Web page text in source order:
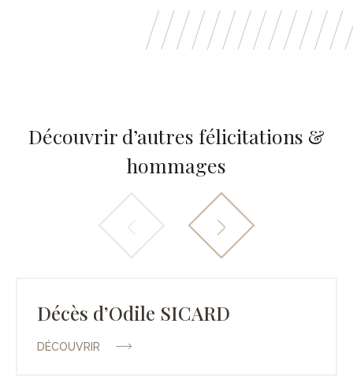
Découvrir d’autres félicitations &
hommages
Décès d’Odile SICARD
DÉCOUVRIR